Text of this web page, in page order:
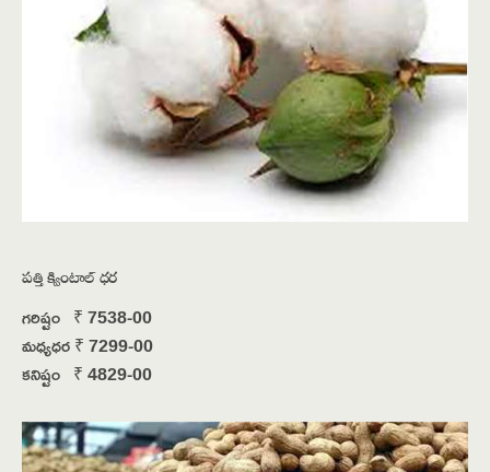
పత్తి క్వింటాల్ ధర
గరిష్టం ₹ 7538-00
మధ్యధర ₹ 7299-00
కనిష్టం ₹ 4829-00